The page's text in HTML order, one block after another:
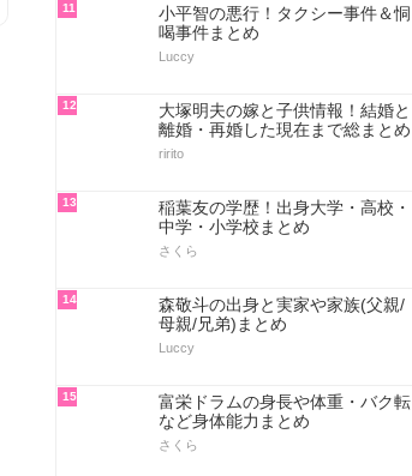
11
小平智の悪行！タクシー事件＆恫
喝事件まとめ
Luccy
12
大塚明夫の嫁と子供情報！結婚と
離婚・再婚した現在まで総まとめ
ririto
13
稲葉友の学歴！出身大学・高校・
中学・小学校まとめ
さくら
14
森敬斗の出身と実家や家族(父親/
母親/兄弟)まとめ
Luccy
15
富栄ドラムの身長や体重・バク転
など身体能力まとめ
さくら